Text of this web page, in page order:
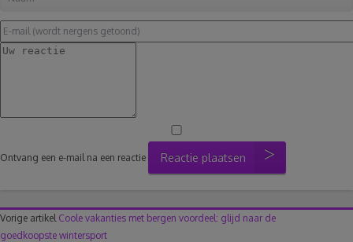
Ontvang een e-mail na een reactie Reactie plaatsen
Vorige artikel Coole vakanties met bergen voordeel: glijd naar de
goedkoopste wintersport